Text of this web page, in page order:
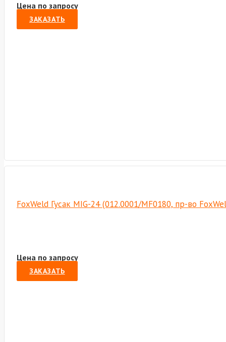
Цена по запросу
ЗАКАЗАТЬ
FoxWeld Гусак MIG-24 (012.0001/MF0180, пр-во
Цена по запросу
ЗАКАЗАТЬ